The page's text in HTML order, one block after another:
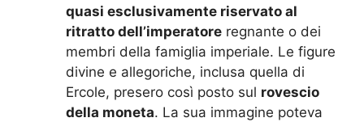
quasi esclusivamente riservato al
ritratto dell’imperatore regnante o dei
membri della famiglia imperiale. Le figure
divine e allegoriche, inclusa quella di
Ercole, presero così posto sul rovescio
della moneta. La sua immagine poteva